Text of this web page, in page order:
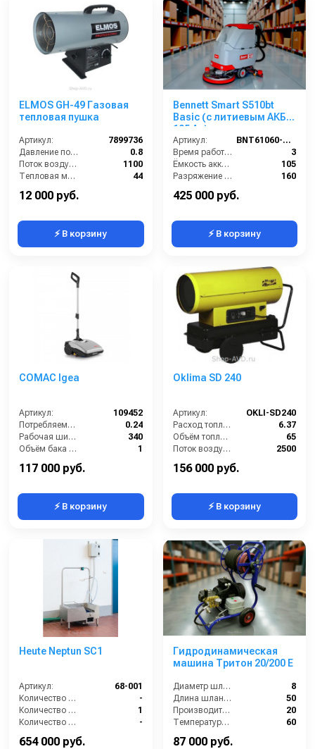
ELMOS GH-49 Газовая
тепловая пушка
Артикул:
7899736
Давление подачи газа (бар):
0.8
Поток воздуха (м3/час):
1100
Тепловая мощность / производительность (кВт):
44
12 000 руб.
⚡ В корзину
Bennett Smart S510bt
Basic (с литиевым АКБ
105 Ач)
Артикул:
BNT61060-105
Время работы (ч):
3
Ёмкость аккумулятора (Ач):
105
Разряжение (мБар):
160
425 000 руб.
⚡ В корзину
COMAC Igea
Артикул:
109452
Потребляемая мощность (кВт):
0.24
Рабочая ширина (мм):
340
Объём бака для чистой воды (л):
1
117 000 руб.
⚡ В корзину
Oklima SD 240
Артикул:
OKLI-SD240
Расход топлива (л/ч):
6.37
Объём топливного бака (л):
65
Поток воздуха (м3/час):
2500
156 000 руб.
⚡ В корзину
Heute Neptun SC1
Артикул:
68-001
Количество боковых щёток (шт):
-
Количество нижних щёточных валиков (шт):
1
Количество щёток предварительной очистки (шт):
-
654 000 руб.
Гидродинамическая
машина Тритон 20/200 Е
Диаметр шланга (⌀) мм::
8
Длина шланга (м):
50
Производительность (л/мин):
20
Температура жидкости (°С) max:
60
87 000 руб.